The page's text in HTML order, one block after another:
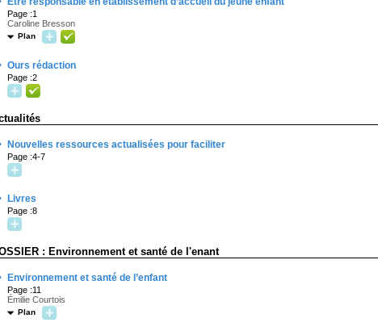
Page :1
Caroline Bresson
Plan
Ours rédaction
Page :2
Nouvelles ressources actualisées pour faciliter
Page :4-7
Livres
Page :8
: Environnement et santé de l'enant
Environnement et santé de l’enfant
Page :11
Émilie Courtois
Plan